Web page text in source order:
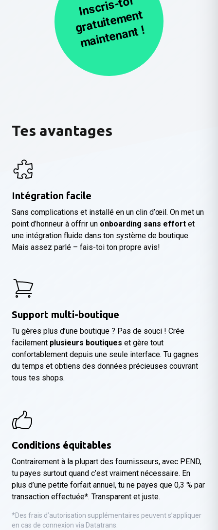
I
n
s
cri
s-t
oi
gr
at
uit
e
m
e
nt
m
ai
nt
e
n
a
nt !
Tes avantages
Intégration facile
Sans complications et installé en un clin d’œil. On met un
point d’honneur à offrir un onboarding sans effort et
une intégration fluide dans ton système de boutique.
Mais assez parlé – fais-toi ton propre avis!
Support multi-boutique
Tu gères plus d’une boutique ? Pas de souci ! Crée
facilement plusieurs boutiques et gère tout
confortablement depuis une seule interface. Tu gagnes
du temps et obtiens des données précieuses couvrant
tous tes shops.
Conditions équitables
Contrairement à la plupart des fournisseurs, avec PEND,
tu payes surtout quand c’est vraiment nécessaire. En
plus d’une petite forfait annuel, tu ne payes que 0,3 % par
transaction effectuée*. Transparent et juste.
*Des frais d’autorisation supplémentaires peuvent s’appliquer
en cas de connexion via Datatrans.